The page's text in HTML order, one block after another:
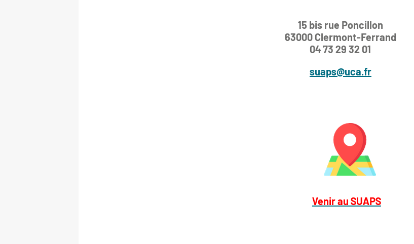
15 bis rue Poncillon
63000 Clermont-Ferrand
04 73 29 32 01
suaps@uca.fr
Venir au SUAPS